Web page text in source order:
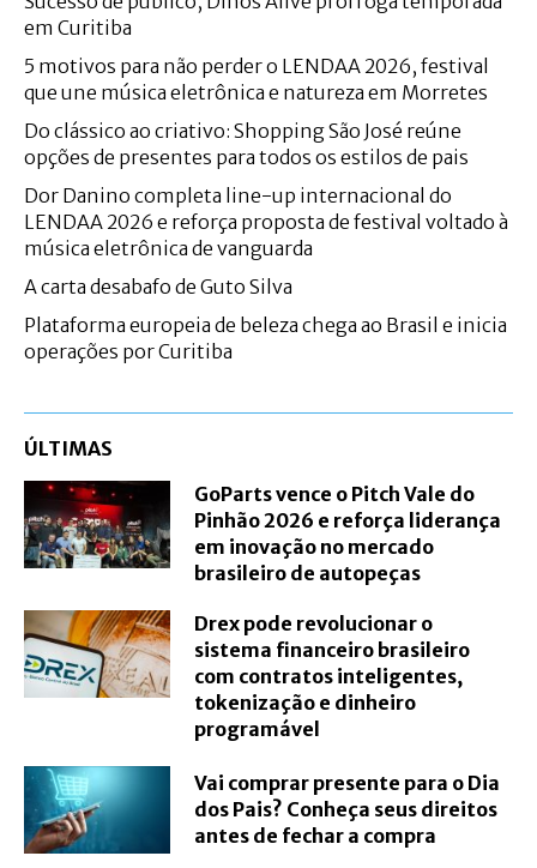
em Curitiba
5 motivos para não perder o LENDAA 2026, festival
que une música eletrônica e natureza em Morretes
Do clássico ao criativo: Shopping São José reúne
opções de presentes para todos os estilos de pais
Dor Danino completa line-up internacional do
LENDAA 2026 e reforça proposta de festival voltado à
música eletrônica de vanguarda
A carta desabafo de Guto Silva
Plataforma europeia de beleza chega ao Brasil e inicia
operações por Curitiba
ÚLTIMAS
GoParts vence o Pitch Vale do
Pinhão 2026 e reforça liderança
em inovação no mercado
brasileiro de autopeças
Drex pode revolucionar o
sistema financeiro brasileiro
com contratos inteligentes,
tokenização e dinheiro
programável
Vai comprar presente para o Dia
dos Pais? Conheça seus direitos
antes de fechar a compra